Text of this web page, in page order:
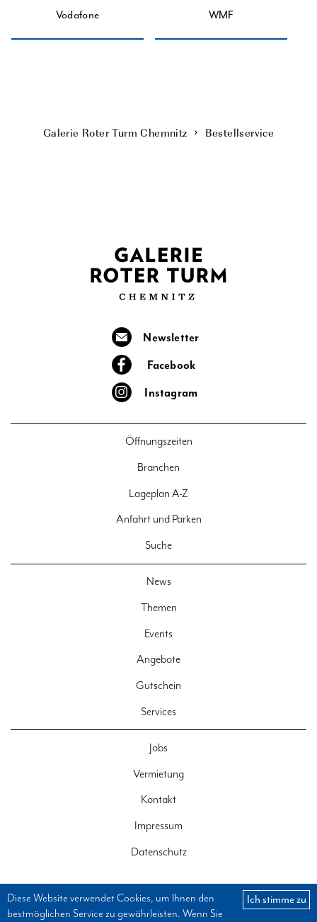
Diese Website verwendet Cookies, um Ihnen den
bestmöglichen Service zu gewährleisten. Wenn Sie
Ich stimme zu
Vodafone WMF
Galerie Roter Turm Chemnitz Bestellservice
Newsletter
Facebook
Instagram
Öffnungszeiten
Branchen
Lageplan A-Z
Anfahrt und Parken
Suche
News
Themen
Events
Angebote
Gutschein
Services
Jobs
Vermietung
Kontakt
Impressum
Datenschutz